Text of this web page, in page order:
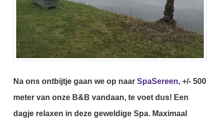
Na ons ontbijtje gaan we op naar SpaSereen, +/- 500
meter van onze B&B vandaan, te voet dus! Een
dagje relaxen in deze geweldige Spa. Maximaal